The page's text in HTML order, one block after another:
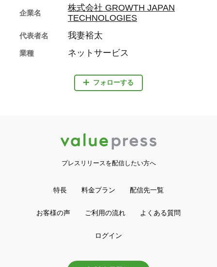
フォローする
企業名
株式会社 GROWTH JAPAN
TECHNOLOGIES
代表者名 我妻裕太
業種 ネットサービス
プレスリリースを配信したい方へ
特長 料金プラン 配信先一覧
お客様の声 ご利用の流れ よくある質問
ログイン